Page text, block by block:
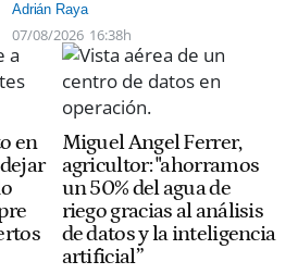
Adrián Raya
07/08/2026 16:38h
en
Miguel Angel Ferrer,
agricultor: "ahorramos
un 50% del agua de
riego gracias al análisis
de datos y la inteligencia
artificial”